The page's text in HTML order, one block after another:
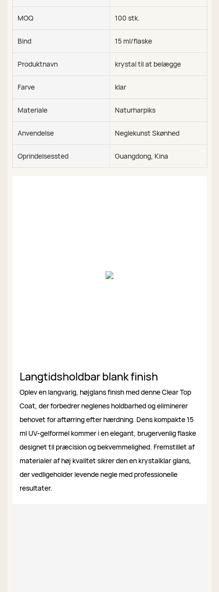
MOQ 100 stk.
Bind 15 ml/flaske
Produktnavn krystal til at belægge
Farve klar
Materiale Naturharpiks
Anvendelse Neglekunst Skønhed
Oprindelsessted Guangdong, Kina
Langtidsholdbar blank finish
Oplev en langvarig, højglans finish med denne Clear Top
Coat, der forbedrer neglenes holdbarhed og eliminerer
behovet for aftørring efter hærdning. Dens kompakte 15
ml UV-gelformel kommer i en elegant, brugervenlig flaske
designet til præcision og bekvemmelighed. Fremstillet af
materialer af høj kvalitet sikrer den en krystalklar glans,
der vedligeholder levende negle med professionelle
resultater.